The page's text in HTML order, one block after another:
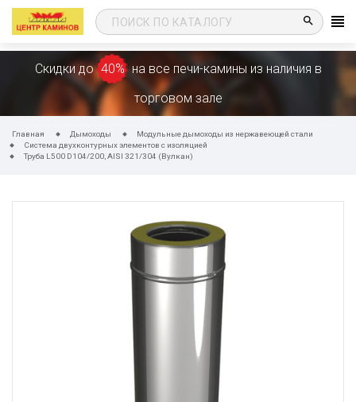
search
Скидки до 40% на все печи-камины из наличия в
торговом зале
Главная Дымоходы
Модульные дымоходы из нержавеющей стали
Система двухконтурных элементов с изоляцией
Труба L500 D104/200, AISI 321/304 (Вулкан)